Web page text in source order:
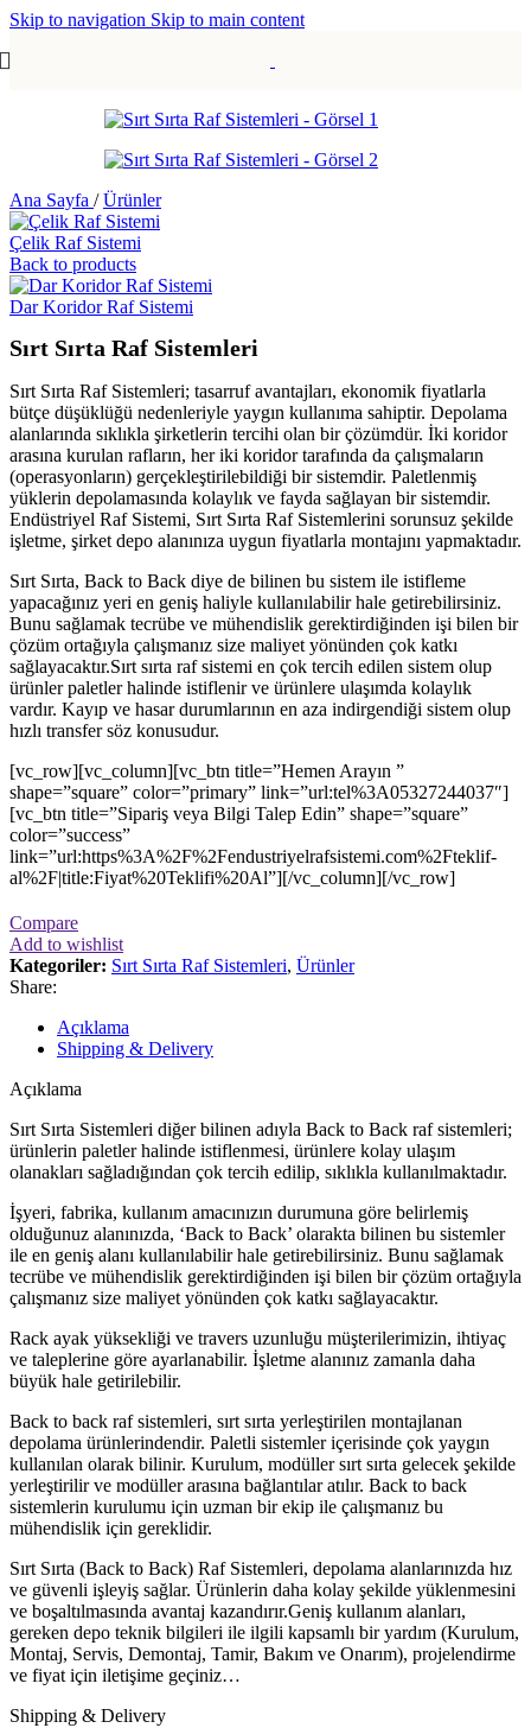
Skip to navigation Skip to main content
Ana Sayfa / Ürünler
Çelik Raf Sistemi
Back to products
Dar Koridor Raf Sistemi
Sırt Sırta Raf Sistemleri
Sırt Sırta Raf Sistemleri; tasarruf avantajları, ekonomik fiyatlarla
bütçe düşüklüğü nedenleriyle yaygın kullanıma sahiptir. Depolama
alanlarında sıklıkla şirketlerin tercihi olan bir çözümdür. İki koridor
arasına kurulan rafların, her iki koridor tarafında da çalışmaların
(operasyonların) gerçekleştirilebildiği bir sistemdir. Paletlenmiş
yüklerin depolamasında kolaylık ve fayda sağlayan bir sistemdir.
Endüstriyel Raf Sistemi, Sırt Sırta Raf Sistemlerini sorunsuz şekilde
işletme, şirket depo alanınıza uygun fiyatlarla montajını yapmaktadır.
Sırt Sırta, Back to Back diye de bilinen bu sistem ile istifleme
yapacağınız yeri en geniş haliyle kullanılabilir hale getirebilirsiniz.
Bunu sağlamak tecrübe ve mühendislik gerektirdiğinden işi bilen bir
çözüm ortağıyla çalışmanız size maliyet yönünden çok katkı
sağlayacaktır.Sırt sırta raf sistemi en çok tercih edilen sistem olup
ürünler paletler halinde istiflenir ve ürünlere ulaşımda kolaylık
vardır. Kayıp ve hasar durumlarının en aza indirgendiği sistem olup
hızlı transfer söz konusudur.
[vc_row][vc_column][vc_btn title=”Hemen Arayın ”
shape=”square” color=”primary” link=”url:tel%3A05327244037″]
[vc_btn title=”Sipariş veya Bilgi Talep Edin” shape=”square”
color=”success”
link=”url:https%3A%2F%2Fendustriyelrafsistemi.com%2Fteklif-
al%2F|title:Fiyat%20Teklifi%20Al”][/vc_column][/vc_row]
Compare
Add to wishlist
Kategoriler: Sırt Sırta Raf Sistemleri, Ürünler
Share:
Açıklama
Shipping & Delivery
Açıklama
Sırt Sırta Sistemleri diğer bilinen adıyla Back to Back raf sistemleri;
ürünlerin paletler halinde istiflenmesi, ürünlere kolay ulaşım
olanakları sağladığından çok tercih edilip, sıklıkla kullanılmaktadır.
İşyeri, fabrika, kullanım amacınızın durumuna göre belirlemiş
olduğunuz alanınızda, ‘Back to Back’ olarakta bilinen bu sistemler
ile en geniş alanı kullanılabilir hale getirebilirsiniz. Bunu sağlamak
tecrübe ve mühendislik gerektirdiğinden işi bilen bir çözüm ortağıyla
çalışmanız size maliyet yönünden çok katkı sağlayacaktır.
Rack ayak yüksekliği ve travers uzunluğu müşterilerimizin, ihtiyaç
ve taleplerine göre ayarlanabilir. İşletme alanınız zamanla daha
büyük hale getirilebilir.
Back to back raf sistemleri, sırt sırta yerleştirilen montajlanan
depolama ürünlerindendir. Paletli sistemler içerisinde çok yaygın
kullanılan olarak bilinir. Kurulum, modüller sırt sırta gelecek şekilde
yerleştirilir ve modüller arasına bağlantılar atılır. Back to back
sistemlerin kurulumu için uzman bir ekip ile çalışmanız bu
mühendislik için gereklidir.
Sırt Sırta (Back to Back) Raf Sistemleri, depolama alanlarınızda hız
ve güvenli işleyiş sağlar. Ürünlerin daha kolay şekilde yüklenmesini
ve boşaltılmasında avantaj kazandırır.Geniş kullanım alanları,
gereken depo teknik bilgileri ile ilgili kapsamlı bir yardım (Kurulum,
Montaj, Servis, Demontaj, Tamir, Bakım ve Onarım), projelendirme
ve fiyat için iletişime geçiniz…
Shipping & Delivery